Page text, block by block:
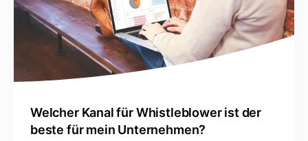
Welcher Kanal für Whistleblower ist der
beste für mein Unternehmen?